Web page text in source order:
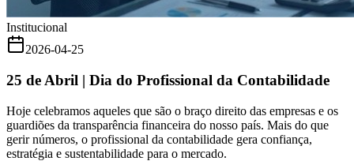
Institucional
2026-04-25
25 de Abril | Dia do Profissional da Contabilidade
Hoje celebramos aqueles que são o braço direito das empresas e os
guardiões da transparência financeira do nosso país. Mais do que
gerir números, o profissional da contabilidade gera confiança,
estratégia e sustentabilidade para o mercado.